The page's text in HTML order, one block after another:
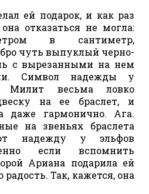
ей подарок, и как раз
отказаться не могла:
в сантиметр,
чуть выпуклый черно-
с вырезанными на нем
Символ надежды у
Милит весьма ловко
на ее браслет, и
даже гармонично. Ага.
на звеньях браслета
надежду у эльфов
если вспомнить
Ариана подарила ей
Так, кажется, она